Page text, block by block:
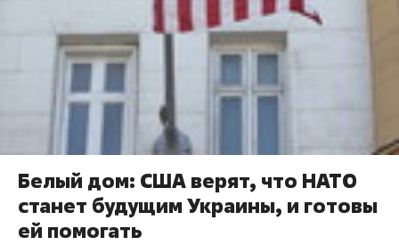
Белый дом: США верят, что НАТО
станет будущим Украины, и готовы
ей помогать